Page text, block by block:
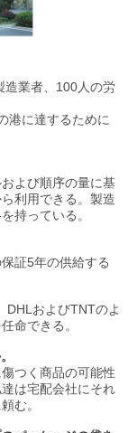
造業者、100人の労
港に達するために
よび順序の量に基
利用できる。製造
持っている。
証5年の供給する
DHLおよびTNTのよ
命できる。
つく商品の可能性
は宅配会社にそれ
む。